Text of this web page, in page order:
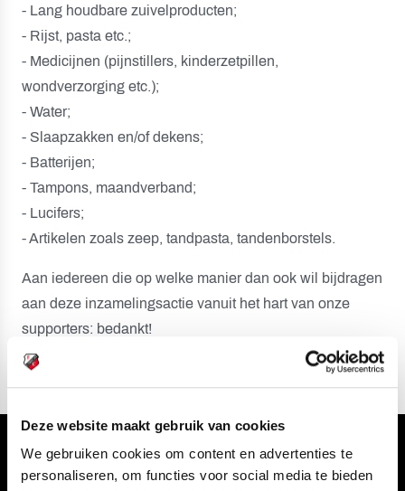
Deze website maakt gebruik van cookies
We gebruiken cookies om content en advertenties te
personaliseren, om functies voor social media te bieden
- Lang houdbare zuivelproducten;
- Rijst, pasta etc.;
- Medicijnen (pijnstillers, kinderzetpillen,
wondverzorging etc.);
- Water;
- Slaapzakken en/of dekens;
- Batterijen;
- Tampons, maandverband;
- Lucifers;
- Artikelen zoals zeep, tandpasta, tandenborstels.
Aan iedereen die op welke manier dan ook wil bijdragen
aan deze inzamelingsactie vanuit het hart van onze
supporters: bedankt!
Volg ons ook via